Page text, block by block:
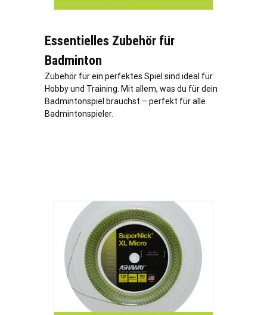
Essentielles Zubehör für
Badminton
Zubehör für ein perfektes Spiel sind ideal für
Hobby und Training. Mit allem, was du für dein
Badmintonspiel brauchst – perfekt für alle
Badmintonspieler.